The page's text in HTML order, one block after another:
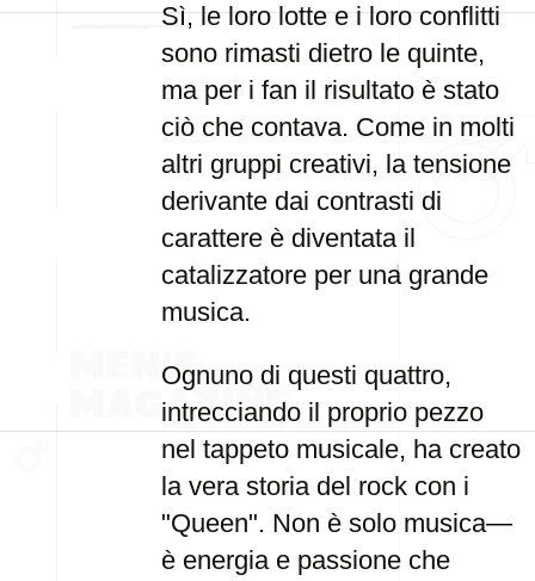
Sì, le loro lotte e i loro conflitti
sono rimasti dietro le quinte,
ma per i fan il risultato è stato
ciò che contava. Come in molti
altri gruppi creativi, la tensione
derivante dai contrasti di
carattere è diventata il
catalizzatore per una grande
musica.
Ognuno di questi quattro,
intrecciando il proprio pezzo
nel tappeto musicale, ha creato
la vera storia del rock con i
"Queen". Non è solo musica—
è energia e passione che